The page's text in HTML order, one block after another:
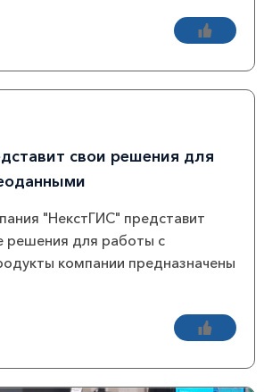
свои решения для
"НекстГИС" представит
решения для работы с
компании предназначены